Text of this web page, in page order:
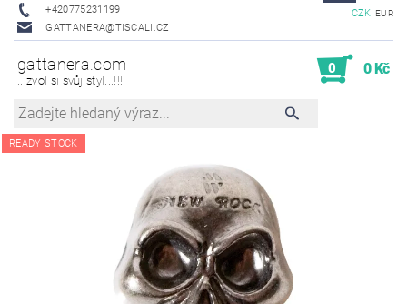
+420775231199
GATTANERA@TISCALI.CZ
CZK EUR
gattanera.com
...zvol si svůj styl...!!!
0 0 Kč
READY STOCK